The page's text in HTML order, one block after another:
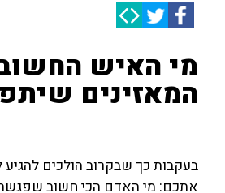
מי האיש
המאזינים
בעקבות כך שבקרוב הולכים
אתכם: מי האדם הכי חשוב